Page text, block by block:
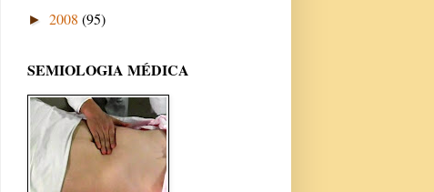
► 2008 (95)
SEMIOLOGIA MÉDICA